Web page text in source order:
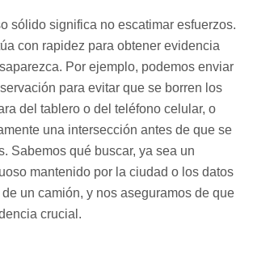
sólido significa no escatimar esfuerzos.
con rapidez para obtener evidencia
Por ejemplo, podemos enviar
para evitar que se borren los
del tablero o del teléfono celular, o
una intersección antes de que se
Sabemos qué buscar, ya sea un
mantenido por la ciudad o los datos
un camión, y nos aseguramos de que
crucial.